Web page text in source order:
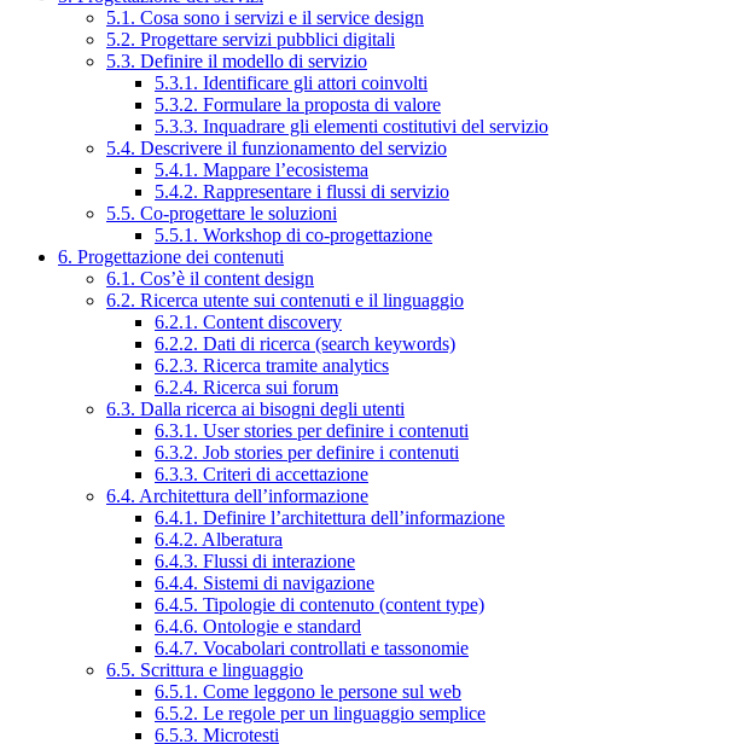
5.1. Cosa sono i servizi e il service design
5.2. Progettare servizi pubblici digitali
5.3. Definire il modello di servizio
5.3.1. Identificare gli attori coinvolti
5.3.2. Formulare la proposta di valore
5.3.3. Inquadrare gli elementi costitutivi del servizio
5.4. Descrivere il funzionamento del servizio
5.4.1. Mappare l’ecosistema
5.4.2. Rappresentare i flussi di servizio
5.5. Co-progettare le soluzioni
5.5.1. Workshop di co-progettazione
6. Progettazione dei contenuti
6.1. Cos’è il content design
6.2. Ricerca utente sui contenuti e il linguaggio
6.2.1. Content discovery
6.2.2. Dati di ricerca (search keywords)
6.2.3. Ricerca tramite analytics
6.2.4. Ricerca sui forum
6.3. Dalla ricerca ai bisogni degli utenti
6.3.1. User stories per definire i contenuti
6.3.2. Job stories per definire i contenuti
6.3.3. Criteri di accettazione
6.4. Architettura dell’informazione
6.4.1. Definire l’architettura dell’informazione
6.4.2. Alberatura
6.4.3. Flussi di interazione
6.4.4. Sistemi di navigazione
6.4.5. Tipologie di contenuto (content type)
6.4.6. Ontologie e standard
6.4.7. Vocabolari controllati e tassonomie
6.5. Scrittura e linguaggio
6.5.1. Come leggono le persone sul web
6.5.2. Le regole per un linguaggio semplice
6.5.3. Microtesti